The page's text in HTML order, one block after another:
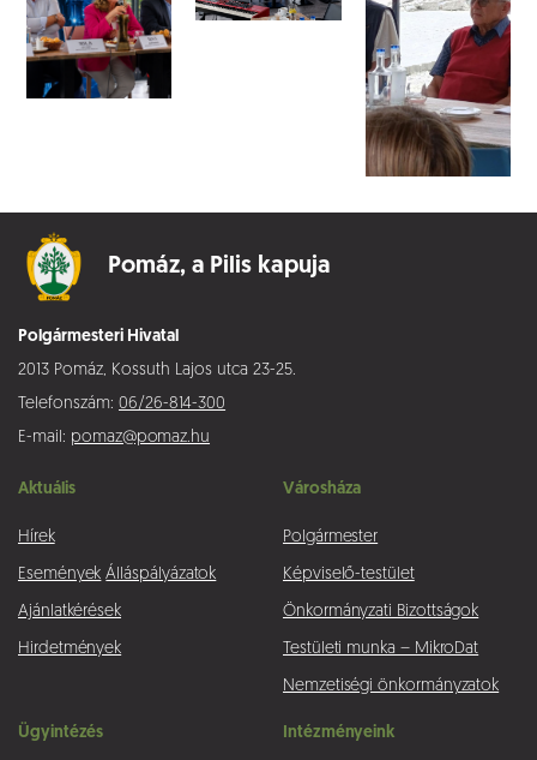
Pomáz, a Pilis kapuja
Polgármesteri Hivatal
2013 Pomáz, Kossuth Lajos utca 23-25.
Telefonszám: 06/26-814-300
E-mail: pomaz@pomaz.hu
Aktuális
Hírek
Események Álláspályázatok
Ajánlatkérések
Hirdetmények
Városháza
Polgármester
Képviselő-testület
Önkormányzati Bizottságok
Testületi munka – MikroDat
Nemzetiségi önkormányzatok
Ügyintézés Intézményeink